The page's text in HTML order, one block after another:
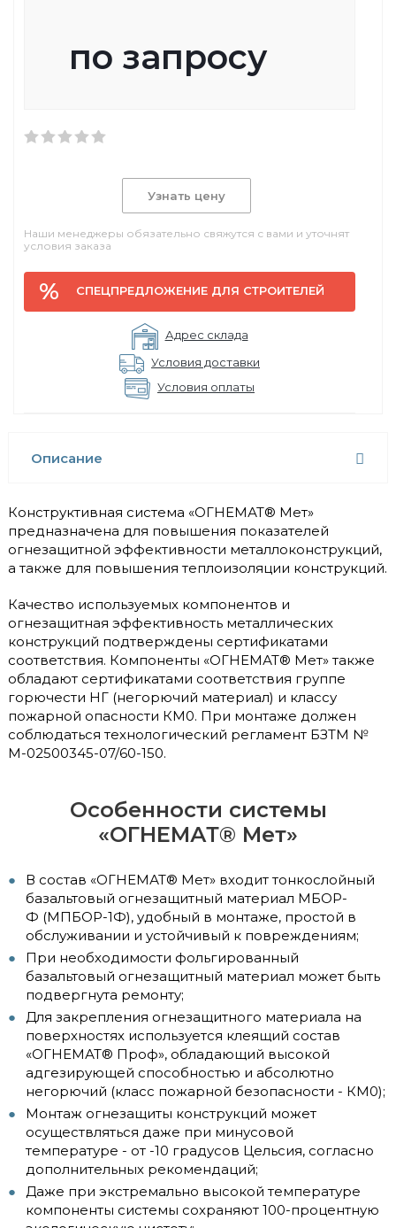
по запросу
Узнать цену
Наши менеджеры обязательно свяжутся с вами и уточнят
условия заказа
СПЕЦПРЕДЛОЖЕНИЕ ДЛЯ СТРОИТЕЛЕЙ
Адрес склада
Условия доставки
Условия оплаты
Описание
Конструктивная система «ОГНЕМАТ® Мет»
предназначена для повышения показателей
огнезащитной эффективности металлоконструкций,
а также для повышения теплоизоляции конструкций.
Качество используемых компонентов и
огнезащитная эффективность металлических
конструкций подтверждены сертификатами
соответствия. Компоненты «ОГНЕМАТ® Мет» также
обладают сертификатами соответствия группе
горючести НГ (негорючий материал) и классу
пожарной опасности КМ0. При монтаже должен
соблюдаться технологический регламент БЗТМ №
М-02500345-07/60-150.
Особенности системы
«ОГНЕМАТ® Мет»
В состав «ОГНЕМАТ® Мет» входит тонкослойный
базальтовый огнезащитный материал МБОР-
Ф (МПБОР-1Ф), удобный в монтаже, простой в
обслуживании и устойчивый к повреждениям;
При необходимости фольгированный
базальтовый огнезащитный материал может быть
подвергнута ремонту;
Для закрепления огнезащитного материала на
поверхностях используется клеящий состав
«ОГНЕМАТ® Проф», обладающий высокой
адгезирующей способностью и абсолютно
негорючий (класс пожарной безопасности - КМ0);
Монтаж огнезащиты конструкций может
осуществляться даже при минусовой
температуре - от -10 градусов Цельсия, согласно
дополнительных рекомендаций;
Даже при экстремально высокой температуре
компоненты системы сохраняют 100-процентную